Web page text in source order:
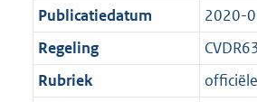
Publicatiedatum
2020-
Regeling
Rubriek